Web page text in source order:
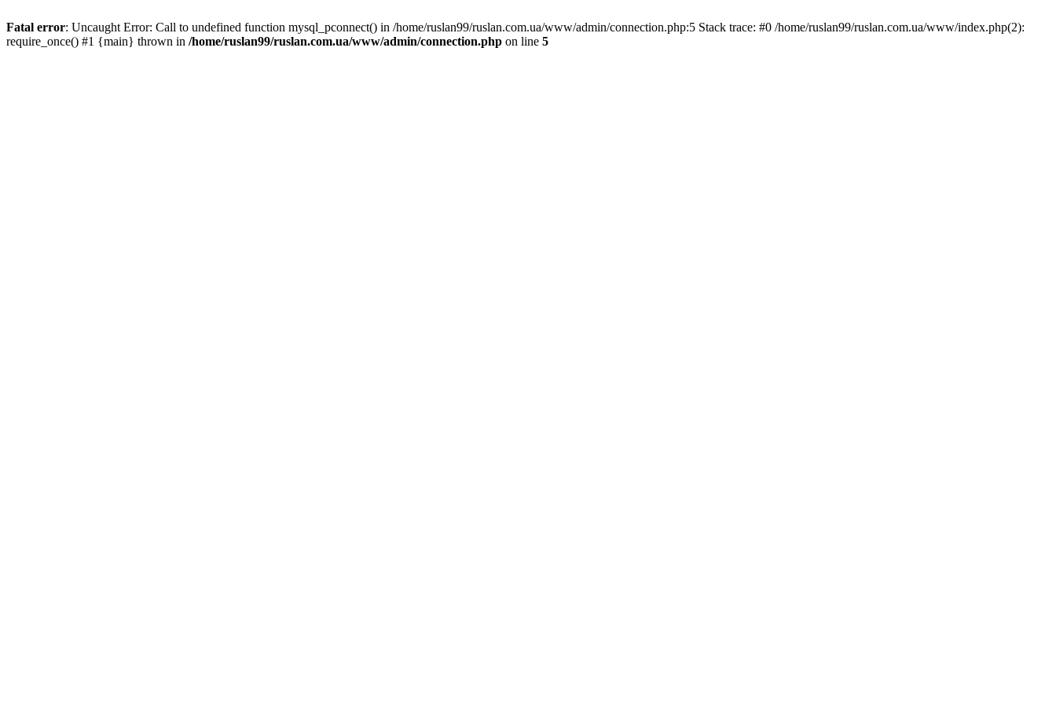
Fatal error: Uncaught Error: Call to undefined function mysql_pconnect() in /home/ruslan99/ruslan.com.ua/www/admin/connection.php:5 Stack trace: #0 /home/ruslan99/ruslan.com.ua/www/index.php(2):
require_once() #1 {main} thrown in /home/ruslan99/ruslan.com.ua/www/admin/connection.php on line 5